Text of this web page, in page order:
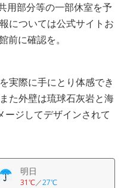
用部分等の一部休室を予
については公式サイトお
前に確認を。
実際に手にとり体感でき
た外壁は琉球石灰岩と海
ージしてデザインされて
明日
31℃／27℃